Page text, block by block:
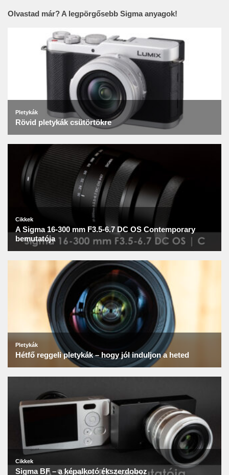
Olvastad már? A legpörgősebb Sigma anyagok!